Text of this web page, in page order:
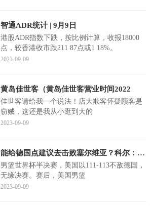
智通ADR统计 | 9月9日
港股ADR指数下跌，按比例计算，收报18000
点，较香港收市跌211 87点或1 18%。
2023-09-09
黄岛佳世客（黄岛佳世客营业时间2022
佳世客请给我一个说法！店大欺客怀疑顾客是
窃贼，这还是我从小逛到大的
2023-09-09
能给德国点建议去击败塞尔维亚？科尔：他们不需要我的建议
男篮世界杯半决赛，美国以111-113不敌德国，
无缘决赛。赛后，美国男篮
2023-09-09